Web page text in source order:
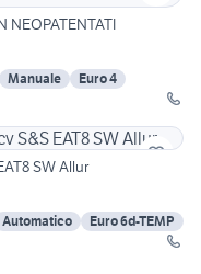
NEOPATENTATI
Manuale
Euro 4
SW Allur
Automatico
Euro 6d-TEMP